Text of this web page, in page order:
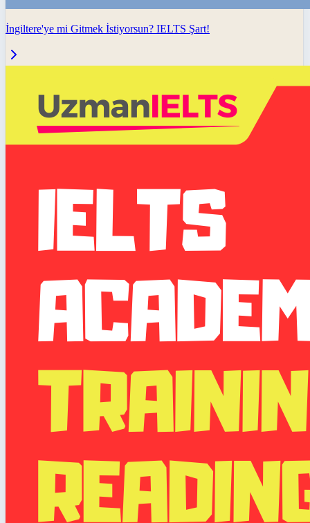
İngiltere'ye mi Gitmek İstiyorsun? IELTS Şart!